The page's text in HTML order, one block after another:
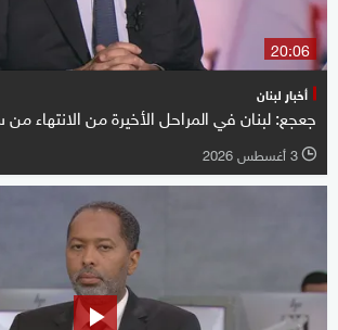
20:06
أخبار لبنان
جعجع: لبنان في المراحل الأخيرة من الانتهاء
l 3 أغسطس 2026